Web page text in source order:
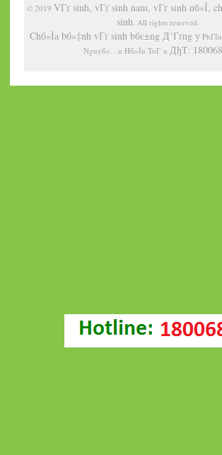
© 2019 VГґ sinh, vГґ sinh nam, vГґ sinh nб»Ї,
sinh. All rights reserved.
Chб»Їa bб»‡nh vГґ sinh bбє±ng Д‘Гґng y
Nguyб»…n Hб»Їu ToГ nДђT: